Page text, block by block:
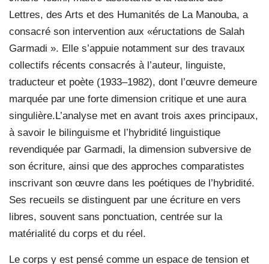
Lettres, des Arts et des Humanités de La Manouba, a
consacré son intervention aux «éructations de Salah
Garmadi ». Elle s’appuie notamment sur des travaux
collectifs récents consacrés à l’auteur, linguiste,
traducteur et poète (1933–1982), dont l’œuvre demeure
marquée par une forte dimension critique et une aura
singulière.L’analyse met en avant trois axes principaux,
à savoir le bilinguisme et l’hybridité linguistique
revendiquée par Garmadi, la dimension subversive de
son écriture, ainsi que des approches comparatistes
inscrivant son œuvre dans les poétiques de l’hybridité.
Ses recueils se distinguent par une écriture en vers
libres, souvent sans ponctuation, centrée sur la
matérialité du corps et du réel.
Le corps y est pensé comme un espace de tension et